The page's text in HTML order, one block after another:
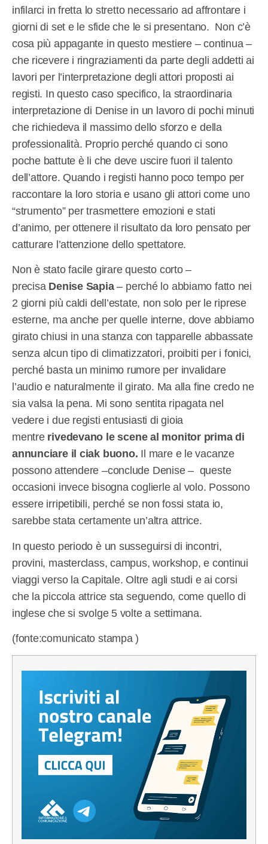
infilarci in fretta lo stretto necessario ad affrontare i
giorni di set e le sfide che le si presentano. Non c’è
cosa più appagante in questo mestiere – continua –
che ricevere i ringraziamenti da parte degli addetti ai
lavori per l’interpretazione degli attori proposti ai
registi. In questo caso specifico, la straordinaria
interpretazione di Denise in un lavoro di pochi minuti
che richiedeva il massimo dello sforzo e della
professionalità. Proprio perché quando ci sono
poche battute è li che deve uscire fuori il talento
dell’attore. Quando i registi hanno poco tempo per
raccontare la loro storia e usano gli attori come uno
“strumento” per trasmettere emozioni e stati
d’animo, per ottenere il risultato da loro pensato per
catturare l’attenzione dello spettatore.
Non è stato facile girare questo corto –
precisa Denise Sapia– perché lo abbiamo fatto nei
2 giorni più caldi dell’estate, non solo per le riprese
esterne, ma anche per quelle interne, dove abbiamo
girato chiusi in una stanza con tapparelle abbassate
senza alcun tipo di climatizzatori, proibiti per i fonici,
perché basta un minimo rumore per invalidare
l’audio e naturalmente il girato. Ma alla fine credo ne
sia valsa la pena. Mi sono sentita ripagata nel
vedere i due registi entusiasti di gioia
mentre rivedevano le scene al monitor prima di
annunciare il ciak buono. Il mare e le vacanze
possono attendere –conclude Denise – queste
occasioni invece bisogna coglierle al volo. Possono
essere irripetibili, perché se non fossi stata io,
sarebbe stata certamente un’altra attrice.
In questo periodo è un susseguirsi di incontri,
provini, masterclass, campus, workshop, e continui
viaggi verso la Capitale. Oltre agli studi e ai corsi
che la piccola attrice sta seguendo, come quello di
inglese che si svolge 5 volte a settimana.
(fonte:comunicato stampa )